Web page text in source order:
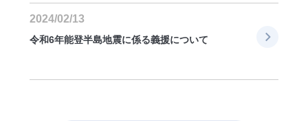
2024/02/13
令和6年能登半島地震に係る義援について